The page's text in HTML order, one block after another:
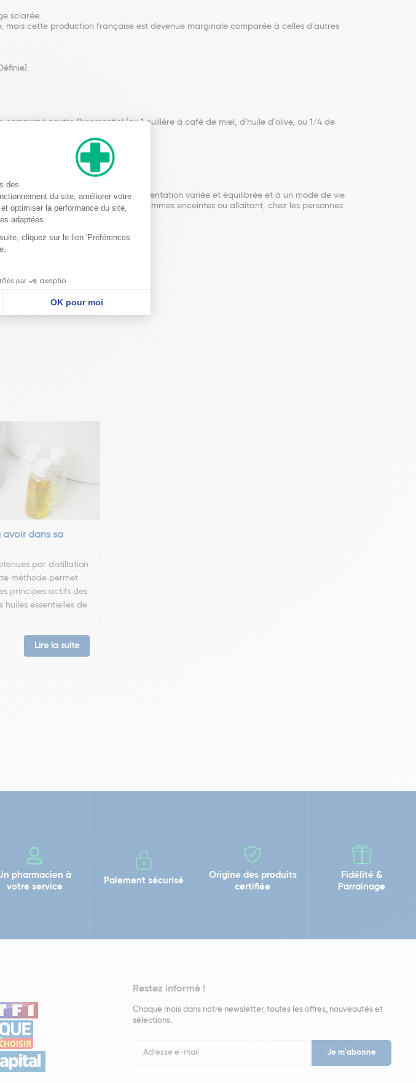
sclarée.
mais cette production française est devenue marginale comparée à celles d'autres
neutre Puressentiel (ou 1 cuillère à café de miel, d'huile d'olive, ou 1/4 de
à l'eau.
ne se substitue pas à une alimentation variée et équilibrée et à un mode de vie
enfants de moins de 7 ans, les femmes enceintes ou allaitant, chez les personnes
aux huiles essentielles.
avoir dans sa
par distillation
méthode permet
principes actifs des
huiles essentielles de
Lire la suite
pharmacien à
votre service
Paiement sécurisé
Origine des produits
certifiée
Fidélité &
Parrainage
Restez informé !
Chaque mois dans notre newsletter, toutes les offres, nouveautés et
sélections.
Newsletter